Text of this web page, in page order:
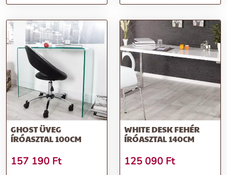
GHOST ÜVEG
ÍRÓASZTAL 100CM
157 190 Ft
WHITE DESK FEHÉR
ÍRÓASZTAL 140CM
125 090 Ft